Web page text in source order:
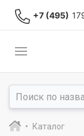
+7 (495)
Каталог